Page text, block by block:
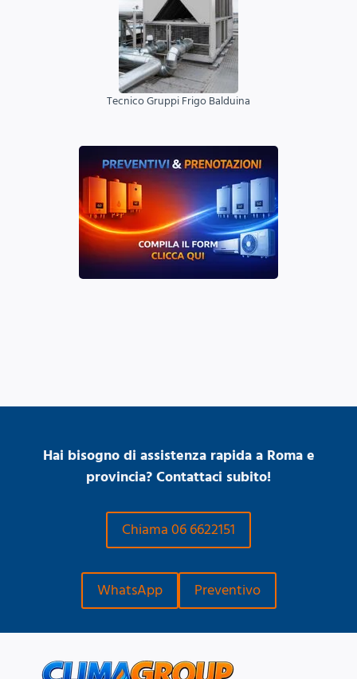
Tecnico Gruppi Frigo Balduina
Hai bisogno di assistenza rapida a Roma e
provincia? Contattaci subito!
Chiama 06 6622151
WhatsApp Preventivo